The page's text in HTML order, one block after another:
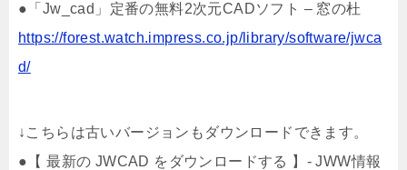
●「Jw_cad」定番の無料2次元CADソフト – 窓の杜
https://forest.watch.impress.co.jp/library/software/jwca
d/
↓こちらは古いバージョンもダウンロードできます。
●【 最新の JWCAD をダウンロードする 】- JWW情報